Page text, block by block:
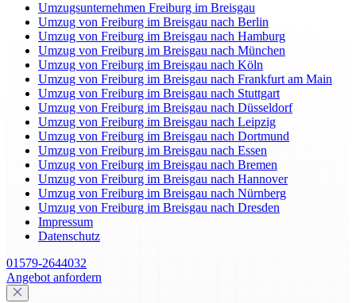
Umzugsunternehmen Freiburg im Breisgau
Umzug von Freiburg im Breisgau nach Berlin
Umzug von Freiburg im Breisgau nach Hamburg
Umzug von Freiburg im Breisgau nach München
Umzug von Freiburg im Breisgau nach Köln
Umzug von Freiburg im Breisgau nach Frankfurt am Main
Umzug von Freiburg im Breisgau nach Stuttgart
Umzug von Freiburg im Breisgau nach Düsseldorf
Umzug von Freiburg im Breisgau nach Leipzig
Umzug von Freiburg im Breisgau nach Dortmund
Umzug von Freiburg im Breisgau nach Essen
Umzug von Freiburg im Breisgau nach Bremen
Umzug von Freiburg im Breisgau nach Hannover
Umzug von Freiburg im Breisgau nach Nürnberg
Umzug von Freiburg im Breisgau nach Dresden
Impressum
Datenschutz
01579-2644032
Angebot anfordern